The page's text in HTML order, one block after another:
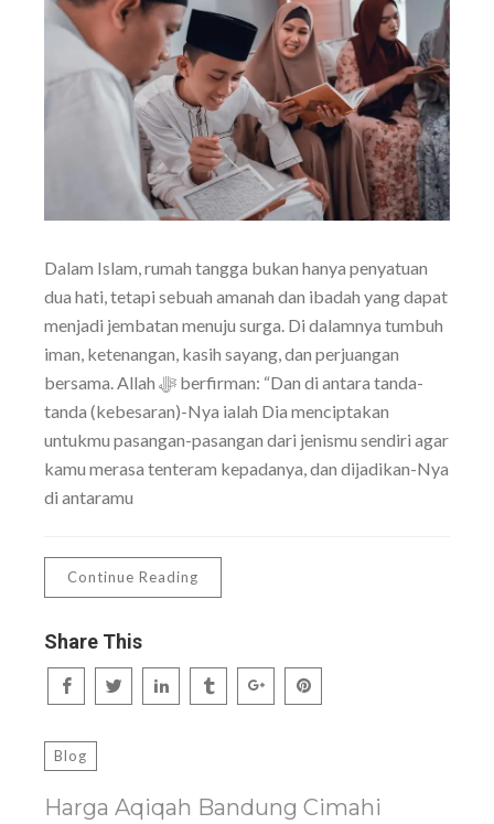
Dalam Islam, rumah tangga bukan hanya penyatuan
dua hati, tetapi sebuah amanah dan ibadah yang dapat
menjadi jembatan menuju surga. Di dalamnya tumbuh
iman, ketenangan, kasih sayang, dan perjuangan
bersama. Allah ﷻ berfirman: “Dan di antara tanda-
tanda (kebesaran)-Nya ialah Dia menciptakan
untukmu pasangan-pasangan dari jenismu sendiri agar
kamu merasa tenteram kepadanya, dan dijadikan-Nya
di antaramu
Continue Reading
Share This
Blog
Harga Aqiqah Bandung Cimahi